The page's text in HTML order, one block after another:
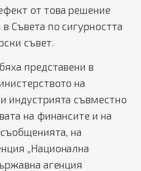
от това решение
Съвета по сигурността
съвет.
представени в
на
индустрията съвместно
на финансите и на
на
„Национална
агенция